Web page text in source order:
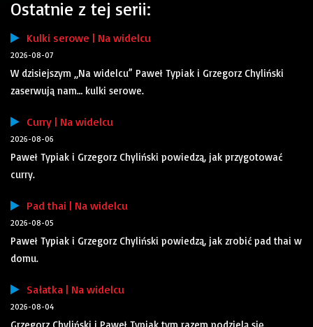
Ostatnie z tej serii:
Kulki serowe | Na widelcu
2026-08-07
W dzisiejszym „Na widelcu” Paweł Typiak i Grzegorz Chyliński
zaserwują nam… kulki serowe.
Curry | Na widelcu
2026-08-06
Paweł Typiak i Grzegorz Chyliński powiedzą, jak przygotować
curry.
Pad thai | Na widelcu
2026-08-05
Paweł Typiak i Grzegorz Chyliński powiedzą, jak zrobić pad thai w
domu.
Sałatka | Na widelcu
2026-08-04